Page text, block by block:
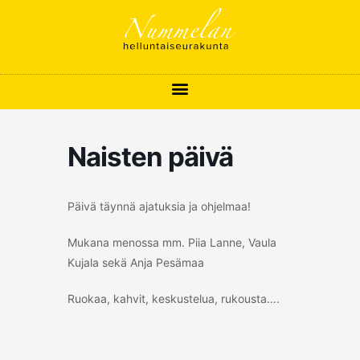
Naisten päivä
Päivä täynnä ajatuksia ja ohjelmaa!
Mukana menossa mm. Piia Lanne, Vaula
Kujala sekä Anja Pesämaa
Ruokaa, kahvit, keskustelua, rukousta….